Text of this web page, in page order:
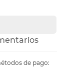
de pago: